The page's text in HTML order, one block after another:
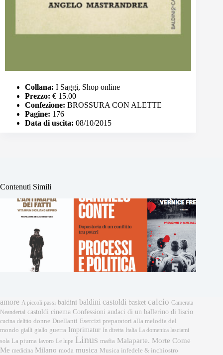
Collana: I Saggi, Shop online
Prezzo: € 15.00
Confezione: BROSSURA CON ALETTE
Pagine: 176
Data di uscita: 08/10/2015
Contenuti Simili
amore A piccoli passi baldini baldini castoldi basket calcio Camerata
Neandertal castoldi cinema Confessioni audaci di un ballerino di liscio
cucina delitto donne Duellanti Esercizi preparatori alla melodia del
mondo gialli giallo guerra Imprimatur In diretta Italia La domenica lasciami
sola La piuma lavoro Le lupe Linus mafia Malaparte. Morte Come
Me medicina Milano moda musica Musica infedele & inchiostro